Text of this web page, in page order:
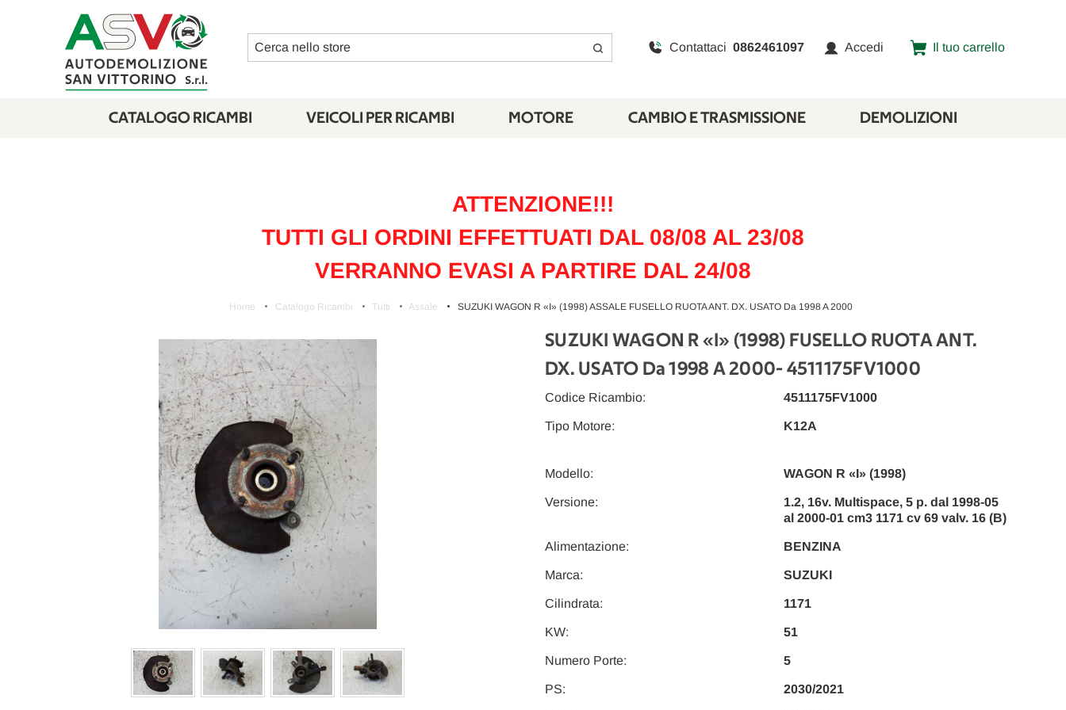
Cerca Contattaci 0862461097 Accedi Il tuo carrello
CATALOGO RICAMBI VEICOLI PER RICAMBI MOTORE CAMBIO E TRASMISSIONE DEMOLIZIONI
ATTENZIONE!!!
TUTTI GLI ORDINI EFFETTUATI DAL 08/08 AL 23/08
VERRANNO EVASI A PARTIRE DAL 24/08
Home Catalogo Ricambi Tutti Assale SUZUKI WAGON R «I» (1998) ASSALE FUSELLO RUOTA ANT. DX. USATO Da 1998 A 2000
SUZUKI WAGON R «I» (1998) FUSELLO RUOTA ANT.
DX. USATO Da 1998 A 2000- 4511175FV1000
Modello: WAGON R «I» (1998)
Versione:
1.2, 16v. Multispace, 5 p. dal 1998-05
al 2000-01 cm3 1171 cv 69 valv. 16 (B)
Codice Ricambio: 4511175FV1000
Cilindrata: 1171
Alimentazione: BENZINA
Tipo Motore: K12A
Marca: SUZUKI
KW: 51
Numero Porte: 5
PS: 2030/2021